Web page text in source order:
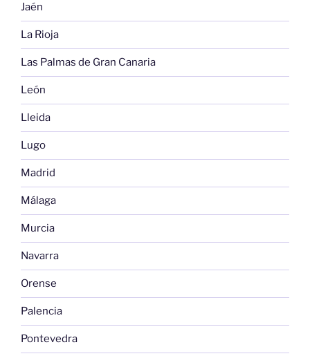
Jaén
La Rioja
Las Palmas de Gran Canaria
León
Lleida
Lugo
Madrid
Málaga
Murcia
Navarra
Orense
Palencia
Pontevedra